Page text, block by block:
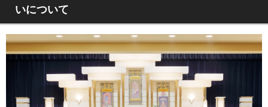
いについて